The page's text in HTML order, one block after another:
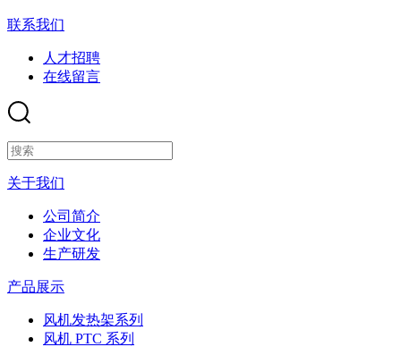
联系我们
人才招聘
在线留言
关于我们
公司简介
企业文化
生产研发
产品展示
风机发热架系列
风机 PTC 系列